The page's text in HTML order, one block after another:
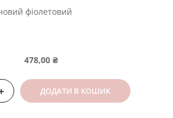
фіолетовий
478,00 ₴
ДОДАТИ В КОШИК